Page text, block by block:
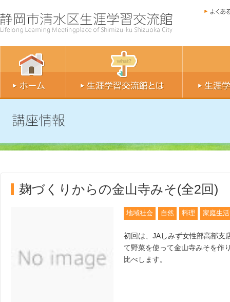
麹づくりからの金山寺みそ(全2回)
地域社会 自然 料理 家庭生活
初回は、JAしみず女性部高部支
て野菜を使って金山寺みそを作
比べします。